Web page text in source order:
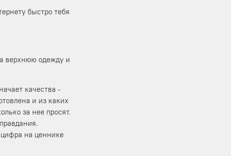
быстро тебя
верхнюю одежду и
качества -
и из каких
за нее просят.
на ценнике